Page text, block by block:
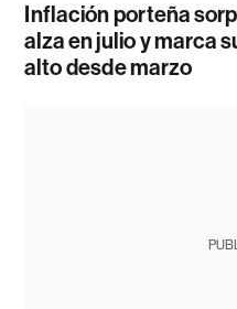
Inflación porteña
alza en julio y marca
alto desde marzo